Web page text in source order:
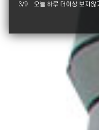
3/9 오늘 하루 더이상 보지않